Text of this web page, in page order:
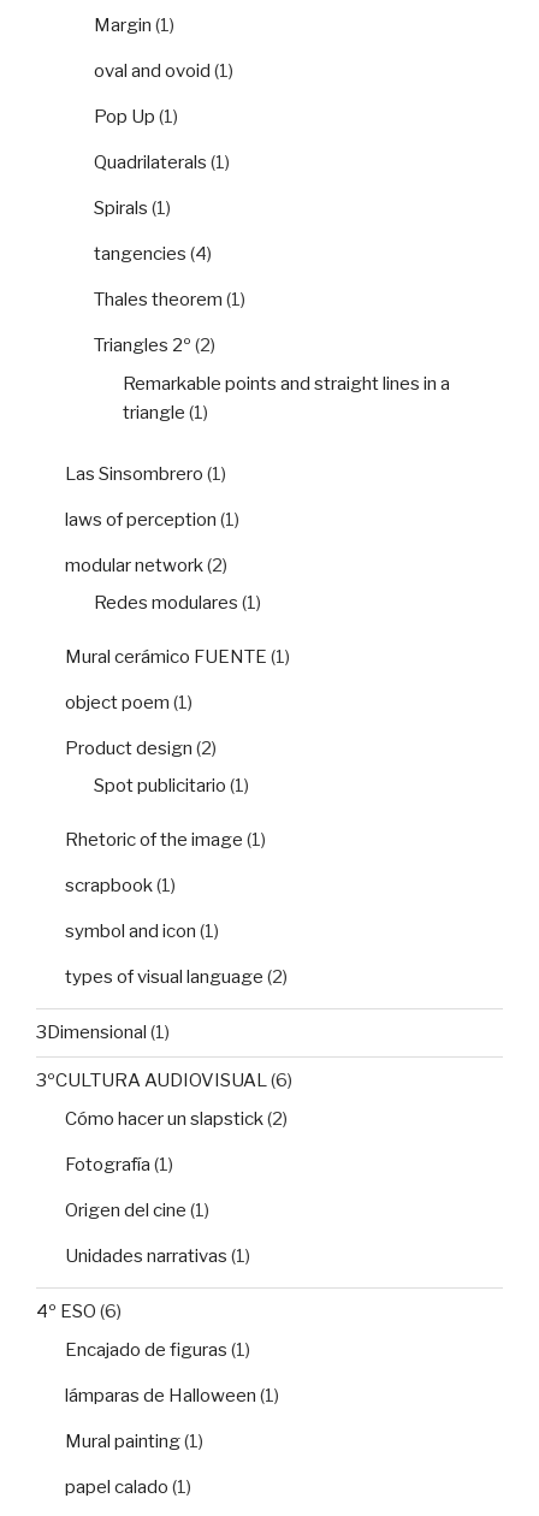
Margin (1)
oval and ovoid (1)
Pop Up (1)
Quadrilaterals (1)
Spirals (1)
tangencies (4)
Thales theorem (1)
Triangles 2º (2)
Remarkable points and straight lines in a
triangle (1)
Las Sinsombrero (1)
laws of perception (1)
modular network(2)
Redes modulares (1)
Mural cerámico FUENTE (1)
object poem (1)
Product design (2)
Spot publicitario (1)
Rhetoric of the image (1)
scrapbook(1)
symbol and icon (1)
types of visual language (2)
3Dimensional (1)
3ºCULTURA AUDIOVISUAL(6)
Cómo hacer un slapstick(2)
Fotografía (1)
Origen del cine (1)
Unidades narrativas (1)
4º ESO (6)
Encajado de figuras (1)
lámparas de Halloween (1)
Mural painting(1)
papel calado (1)